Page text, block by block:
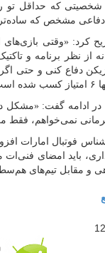
شخصیتی که حداقل تو
دفاعی مشخص که
کرد: «وقتی بازی‌های
از نظر برنامه و
کامل.»
در ادامه گفت: «مشکل
نمی‌خواهم، فقط
فوتبال امارات
باید امضای فنی‌ات
و مقابل تیم‌های